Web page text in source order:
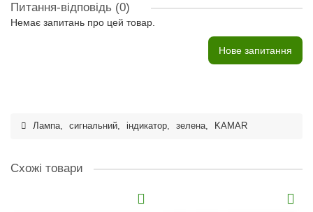
Питання-відповідь (0)
Немає запитань про цей товар.
Нове запитання
Лампа, сигнальний, індикатор, зелена, KAMAR
Схожі товари